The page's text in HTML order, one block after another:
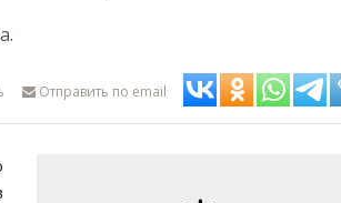
Отправить по email